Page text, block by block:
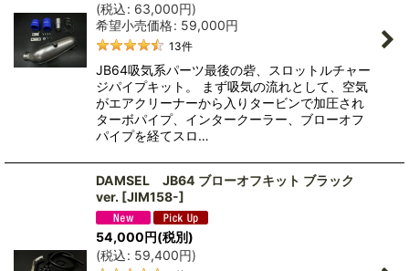
(税込: 63,000円)
希望小売価格: 59,000円
13件
JB64吸気系パーツ最後の砦、スロットルチャー
ジパイプキット。 まず吸気の流れとして、空気
がエアクリーナーから入りタービンで加圧され
ターボパイプ、インタークーラー、ブローオフ
パイプを経てスロ…
DAMSEL JB64 ブローオフキット ブラック
ver. [JIM158-]
54,000円(税別)
(税込: 59,400円)